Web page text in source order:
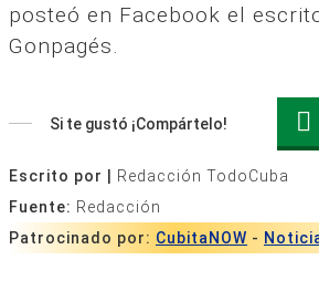
posteó en Facebook el
Gonpagés.
Si te gustó ¡Compártelo!
Escrito por |
Redacción TodoCuba
Fuente: Redacción
Patrocinado por: CubitaNOW -